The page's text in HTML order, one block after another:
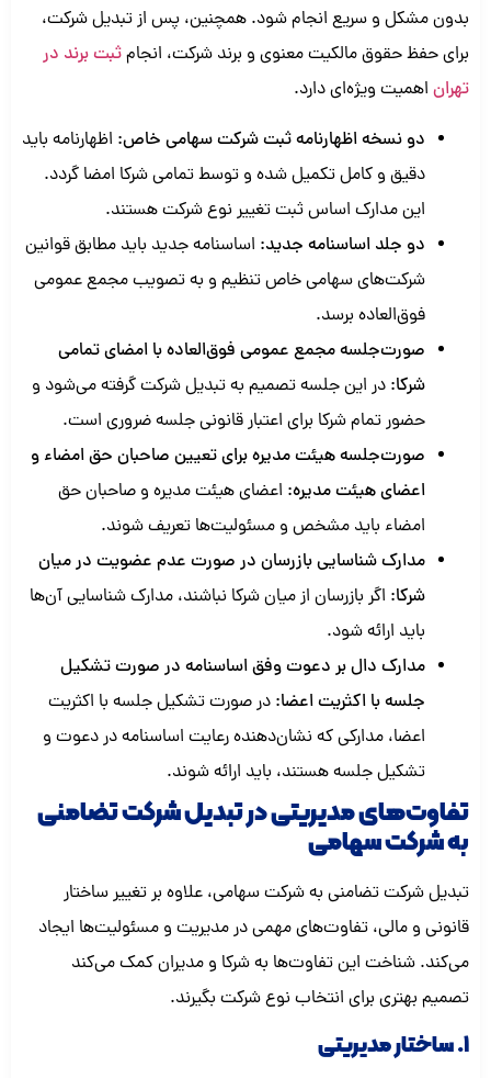
بدون مشکل و سریع انجام شود. همچنین، پس از تبدیل شرکت،
برای حفظ حقوق مالکیت معنوی و برند شرکت، انجامثبت برند در
تهران اهمیت ویژه‌ای دارد.
دو نسخه اظهارنامه ثبت شرکت سهامی خاص: اظهارنامه باید
دقیق و کامل تکمیل شده و توسط تمامی شرکا امضا گردد.
این مدارک اساس ثبت تغییر نوع شرکت هستند.
دو جلد اساسنامه جدید: اساسنامه جدید باید مطابق قوانین
شرکت‌های سهامی خاص تنظیم و به تصویب مجمع عمومی
فوق‌العاده برسد.
صورت‌جلسه مجمع عمومی فوق‌العاده با امضای تمامی
شرکا: در این جلسه تصمیم به تبدیل شرکت گرفته می‌شود و
حضور تمام شرکا برای اعتبار قانونی جلسه ضروری است.
صورت‌جلسه هیئت مدیره برای تعیین صاحبان حق امضاء و
اعضای هیئت مدیره: اعضای هیئت مدیره و صاحبان حق
امضاء باید مشخص و مسئولیت‌ها تعریف شوند.
مدارک شناسایی بازرسان در صورت عدم عضویت در میان
شرکا: اگر بازرسان از میان شرکا نباشند، مدارک شناسایی آن‌ها
باید ارائه شود.
مدارک دال بر دعوت وفق اساسنامه در صورت تشکیل
جلسه با اکثریت اعضا: در صورت تشکیل جلسه با اکثریت
اعضا، مدارکی که نشان‌دهنده رعایت اساسنامه در دعوت و
تشکیل جلسه هستند، باید ارائه شوند.
تفاوت‌های مدیریتی در تبدیل شرکت تضامنی
به شرکت سهامی
تبدیل شرکت تضامنی به شرکت سهامی، علاوه بر تغییر ساختار
قانونی و مالی، تفاوت‌های مهمی در مدیریت و مسئولیت‌ها ایجاد
می‌کند. شناخت این تفاوت‌ها به شرکا و مدیران کمک می‌کند
تصمیم بهتری برای انتخاب نوع شرکت بگیرند.
1. ساختار مدیریتی